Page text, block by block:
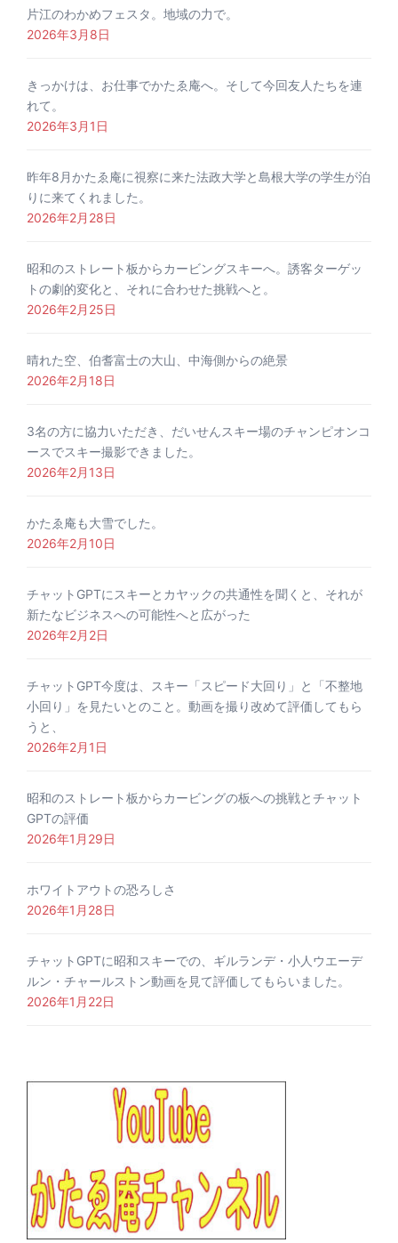
片江のわかめフェスタ。地域の力で。
2026年3月8日
きっかけは、お仕事でかたゑ庵へ。そして今回友人たちを連
れて。
2026年3月1日
昨年8月かたゑ庵に視察に来た法政大学と島根大学の学生が泊
りに来てくれました。
2026年2月28日
昭和のストレート板からカービングスキーへ。誘客ターゲッ
トの劇的変化と、それに合わせた挑戦へと。
2026年2月25日
晴れた空、伯耆富士の大山、中海側からの絶景
2026年2月18日
3名の方に協力いただき、だいせんスキー場のチャンピオンコ
ースでスキー撮影できました。
2026年2月13日
かたゑ庵も大雪でした。
2026年2月10日
チャットGPTにスキーとカヤックの共通性を聞くと、それが
新たなビジネスへの可能性へと広がった
2026年2月2日
チャットGPT今度は、スキー「スピード大回り」と「不整地
小回り」を見たいとのこと。動画を撮り改めて評価してもら
うと、
2026年2月1日
昭和のストレート板からカービングの板への挑戦とチャット
GPTの評価
2026年1月29日
ホワイトアウトの恐ろしさ
2026年1月28日
チャットGPTに昭和スキーでの、ギルランデ・小人ウエーデ
ルン・チャールストン動画を見て評価してもらいました。
2026年1月22日